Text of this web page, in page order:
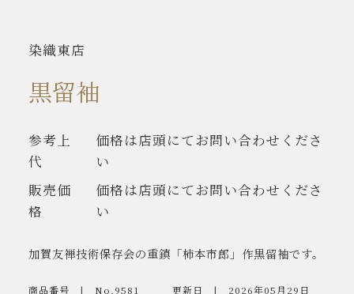
染織東店
黒留袖
参考上
代
価格は店頭にてお問い合わせくださ
い
販売価
格
価格は店頭にてお問い合わせくださ
い
加賀友禅技術保存会の重鎮「柿本市郎」作黒留袖です。
商品番号 No.9581 更新日 2026年05月29日